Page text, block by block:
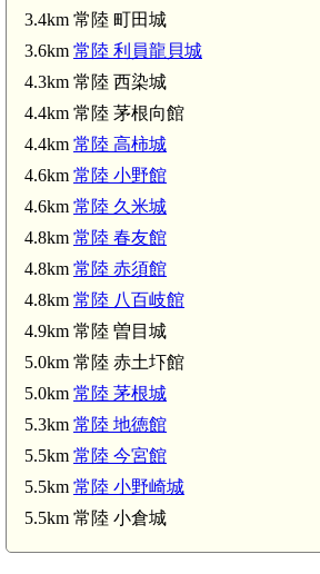
常陸 久米城(4.6km)
3.4km 常陸 町田城
3.6km 常陸 利員龍貝城
4.3km 常陸 西染城
4.4km 常陸 茅根向館
4.4km 常陸 高柿城
4.6km 常陸 小野館
4.6km 常陸 久米城
4.8km 常陸 春友館
4.8km 常陸 赤須館
4.8km 常陸 八百岐館
4.9km 常陸 曽目城
5.0km 常陸 赤土圷館
5.0km 常陸 茅根城
5.3km 常陸 地徳館
5.5km 常陸 今宮館
5.5km 常陸 小野崎城
5.5km 常陸 小倉城